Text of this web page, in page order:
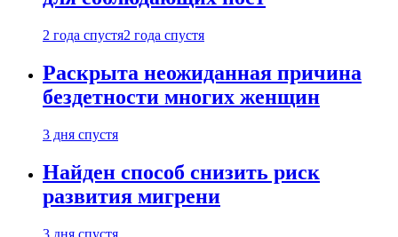
2 года спустя2 года спустя
Раскрыта неожиданная причина
бездетности многих женщин
3 дня спустя
Найден способ снизить риск
развития мигрени
3 дня спустя